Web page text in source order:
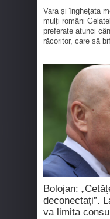
Vara și înghețata
mulți români
preferate atunci
răcoritor, care să
Bolojan:
deconectați”.
va limita